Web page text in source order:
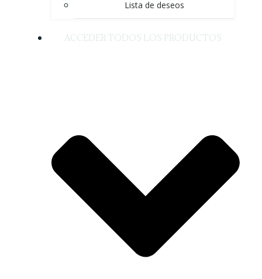
Lista de deseos
ACCEDER TODOS LOS PRODUCTOS